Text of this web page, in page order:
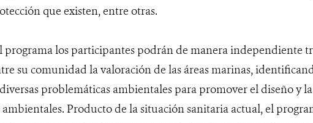
que existen, entre otras.
programa los participantes podrán de manera independiente
su comunidad la valoración de las áreas marinas,
problemáticas ambientales para promover el diseño y
Producto de la situación sanitaria actual, el